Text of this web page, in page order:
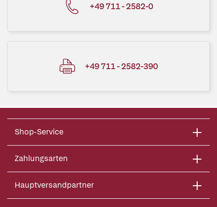
+49 711 - 2582-0
+49 711 - 2582-390
Shop-Service
Zahlungsarten
Hauptversandpartner